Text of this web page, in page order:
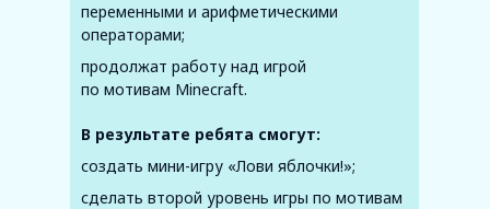
В результате ребята смогут:
переменными и арифметическими
операторами;
продолжат работу над игрой
по мотивам Minecraft.
создать мини-игру «Лови яблочки!»;
сделать второй уровень игры по мотивам